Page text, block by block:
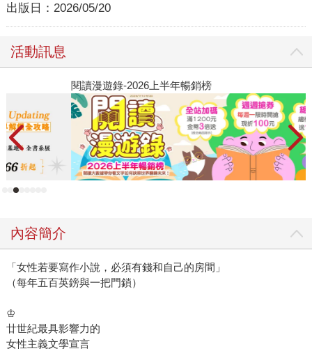
出版日： 2026/05/20
活動訊息
閱讀漫遊錄-2026上半年暢銷榜
內容簡介
「女性若要寫作小說，必須有錢和自己的房間」
（每年五百英鎊與一把門鎖）
♔
廿世紀最具影響力的
女性主義文學宣言